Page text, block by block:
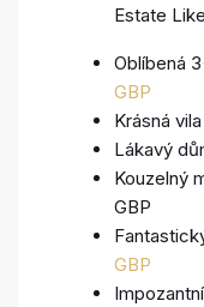
Estate
Oblíbená
GBP
Krásná
Lákavý
Kouzelný
GBP
GBP